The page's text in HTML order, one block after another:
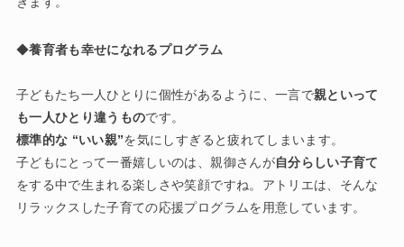
◆養育者も幸せになれるプログラム
子どもたち一人ひとりに個性があるように、一言で親といって
も一人ひとり違うものです。
標準的な “いい親”を気にしすぎると疲れてしまいます。
子どもにとって一番嬉しいのは、親御さんが自分らしい子育て
をする中で生まれる楽しさや笑顔ですね。アトリエは、そんな
リラックスした子育ての応援プログラムを用意しています。